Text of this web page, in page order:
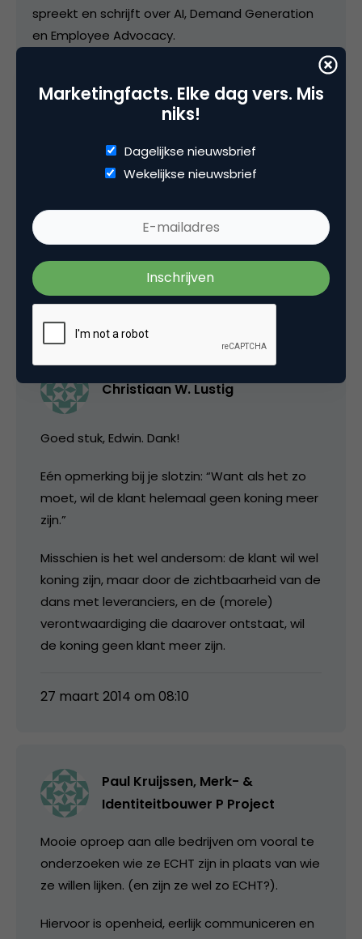
spreekt en schrijft over AI, Demand Generation
en Employee Advocacy.
Contentmarketing & Storytelling
authenticiteit
contentmarketing
11 Reacties
Christiaan W. Lustig
Goed stuk, Edwin. Dank!
Eén opmerking bij je slotzin: “Want als het zo
moet, wil de klant helemaal geen koning meer
zijn.”
Misschien is het wel andersom: de klant wil wel
koning zijn, maar door de zichtbaarheid van de
dans met leveranciers, en de (morele)
verontwaardiging die daarover ontstaat, wil
de koning geen klant meer zijn.
27 maart 2014 om 08:10
Paul Kruijssen, Merk- &
Identiteitbouwer P Project
Mooie oproep aan alle bedrijven om vooral te
onderzoeken wie ze ECHT zijn in plaats van wie
ze willen lijken. (en zijn ze wel zo ECHT?).
Hiervoor is openheid, eerlijk communiceren en
Marketingfacts. Elke dag vers. Mis
niks!
Dagelijkse nieuwsbrief
Wekelijkse nieuwsbrief